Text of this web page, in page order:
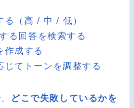
る（高 / 中 / 低）
る回答を検索する
作成する
じてトーンを調整する
どこで失敗しているかを